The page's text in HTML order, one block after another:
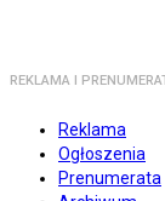
REKLAMA I
Reklama
Ogłoszenia
Prenumerata